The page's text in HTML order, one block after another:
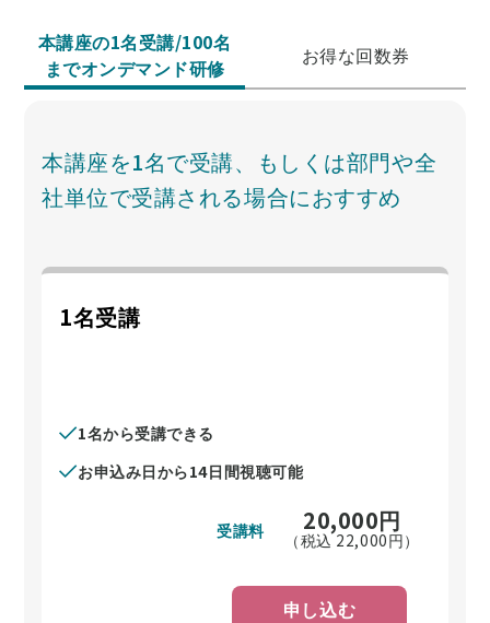
本講座の1名受講/100名
までオンデマンド研修
お得な回数券
本講座を1名で受講、もしくは部門や全
社単位で受講される場合におすすめ
1名受講
1名から受講できる
お申込み日から14日間視聴可能
受講料 20,000円
（税込22,000円）
申し込む